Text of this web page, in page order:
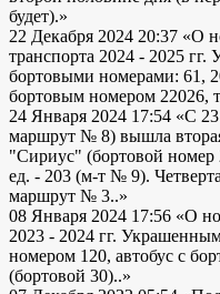
будет).»
22 Декабря 2024 20:37 «О
транспорта 2024 - 2025
бортовыми номерами: 61,
бортовым номером 22026,
24 Января 2024 17:54 «С
маршрут № 8) вышла
"Сириус" (бортовой номер
ед. - 203 (м-т № 9).
маршрут № 3..»
08 Января 2024 17:56 «О
2023 - 2024 гг.
номером 120, автобус с
(бортовой 30)..»